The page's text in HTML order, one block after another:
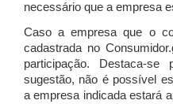
necessário que a empresa
Caso a empresa que o
cadastrada no
participação. Destaca-
sugestão, não é possível
a empresa indicada estará